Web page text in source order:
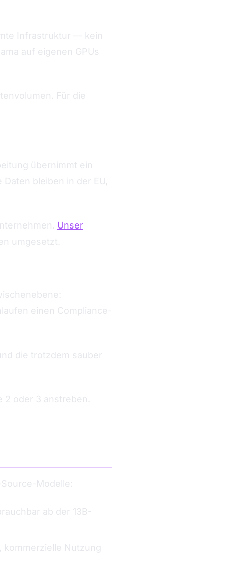
Infrastruktur — kein
auf eigenen GPUs
Für die
übernimmt ein
bleiben in der EU,
Unser
umgesetzt.
einen Compliance-
die trotzdem sauber
2 oder 3 anstreben.
Modelle:
ab der 13B-
Nutzung